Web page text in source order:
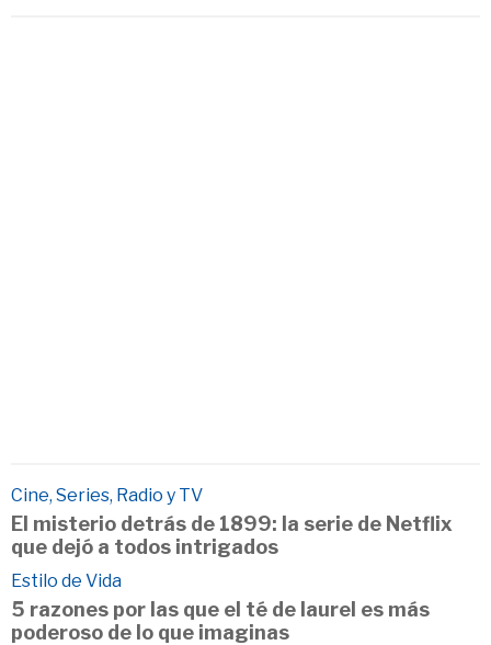
Cine, Series, Radio y TV
El misterio detrás de 1899: la serie de Netflix
que dejó a todos intrigados
Estilo de Vida
5 razones por las que el té de laurel es más
poderoso de lo que imaginas